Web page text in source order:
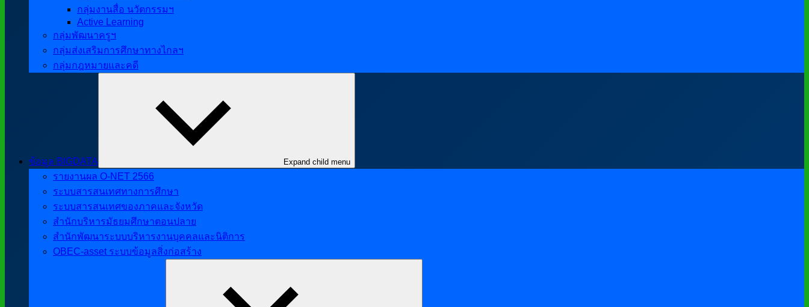
กลุ่มงานสื่อ นวัตกรรมฯ
Active Learning
กลุ่มพัฒนาครูฯ
กลุ่มส่งเสริมการศึกษาทางไกลฯ
กลุ่มกฎหมายและคดี
ข้อมูล BIGDATA Expand child menu
รายงานผล O-NET 2566
ระบบสารสนเทศทางการศึกษา
ระบบสารสนเทศของภาคและจังหวัด
สำนักบริหารมัธยมศึกษาตอนปลาย
สำนักพัฒนาระบบบริหารงานบุคคลและนิติการ
OBEC-asset ระบบข้อมูลสิ่งก่อสร้าง